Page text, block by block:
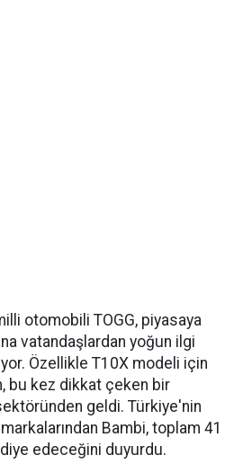
otomobili TOGG, piyasaya
vatandaşlardan yoğun ilgi
Özellikle T10X modeli için
bu kez dikkat çeken bir
geldi. Türkiye'nin
Bambi, toplam 41
edeceğini duyurdu.